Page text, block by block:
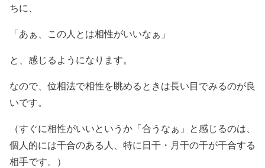
ちに、
「あぁ、この人とは相性がいいなぁ」
と、感じるようになります。
なので、位相法で相性を眺めるときは長い目でみるのが良
いです。
（すぐに相性がいいというか「合うなぁ」と感じるのは、
個人的には干合のある人、特に日干・月干の干が干合する
相手です。）